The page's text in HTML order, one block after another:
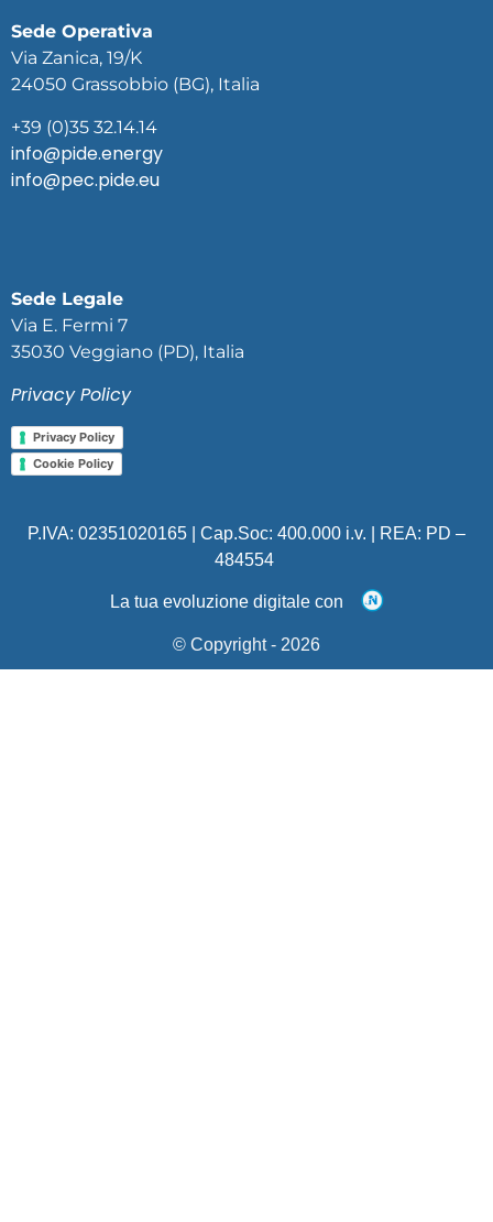
Sede Operativa
Via Zanica, 19/K
24050 Grassobbio (BG), Italia
+39 (0)35 32.14.14
info@pide.energy
info@pec.pide.eu
Sede Legale
Via E. Fermi 7
35030 Veggiano (PD), Italia
Privacy Policy
Privacy Policy
Cookie Policy
P.IVA: 02351020165 | Cap.Soc: 400.000 i.v. | REA: PD –
484554
La tua evoluzione digitale con
© Copyright - 2026